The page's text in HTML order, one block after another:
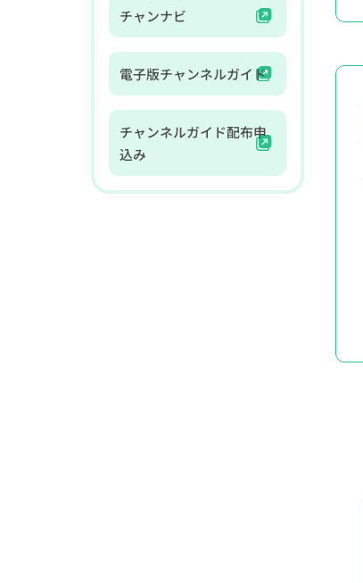
チャンナビ
電子版チャンネルガイド
チャンネルガイド配布申
込み